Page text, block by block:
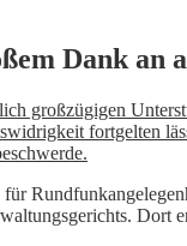
Dank an
großzügigen
fortgelten
für